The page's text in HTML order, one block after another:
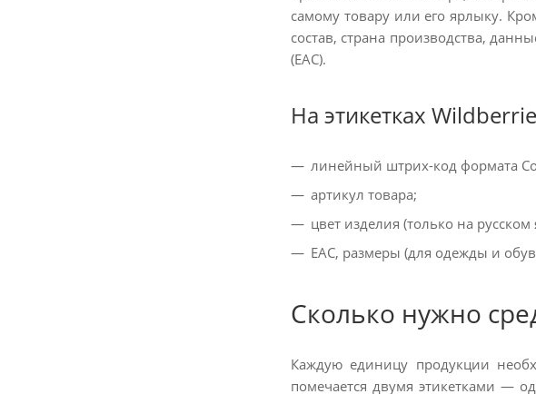
самому товару или его ярлыку.
состав, страна производства,
(ЕАС).
На этикетках
линейный штрих-код формата
артикул товара;
цвет изделия (только на русском
ЕАС, размеры (для одежды и
Сколько нужно
Каждую единицу продукции
помечается двумя этикетками —